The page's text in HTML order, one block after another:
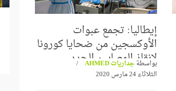
إيطاليا: تجمع عبوات
الأوكسجين من ضحايا كورونا
لانقاذ المصابين الجدد
بواسطةجداريات AHMED
الثلاثاء 24 مارس 2020
جداريات ينظم ندوة لمناقشة كتاب
"حوار جديد مع الفكر الإلحادي"